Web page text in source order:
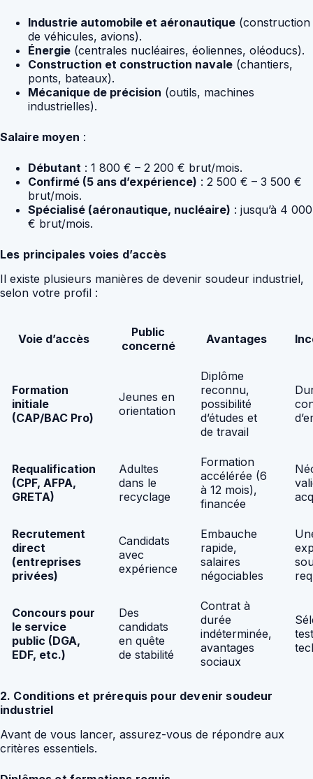
Industrie automobile et aéronautique (construction
de véhicules, avions).
Énergie (centrales nucléaires, éoliennes, oléoducs).
Construction et construction navale (chantiers,
ponts, bateaux).
Mécanique de précision (outils, machines
industrielles).
Salaire moyen :
Débutant : 1 800 € – 2 200 € brut/mois.
Confirmé (5 ans d’expérience) : 2 500 € – 3 500 €
brut/mois.
Spécialisé (aéronautique, nucléaire) : jusqu’à 4 000
€ brut/mois.
Les principales voies d’accès
Il existe plusieurs manières de devenir soudeur industriel,
selon votre profil :
Voie d’accès
Public
concerné
Avantages
Formation
initiale
(CAP/BAC Pro)
Jeunes en
orientation
Diplôme
reconnu,
possibilité
d’études et
de travail
Requalification
(CPF, AFPA,
GRETA)
Adultes
dans le
recyclage
Formation
accélérée (6
à 12 mois),
financée
Recrutement
direct
(entreprises
privées)
Candidats
avec
expérience
Embauche
rapide,
salaires
négociables
Concours pour
le service
public (DGA,
EDF, etc.)
Des
candidats
en quête
de stabilité
Contrat à
durée
indéterminée,
avantages
sociaux
2. Conditions et prérequis pour devenir soudeur
industriel
Avant de vous lancer, assurez-vous de répondre aux
critères essentiels.